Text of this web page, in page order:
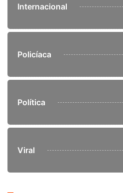
Internacional
Policíaca
Política
Viral